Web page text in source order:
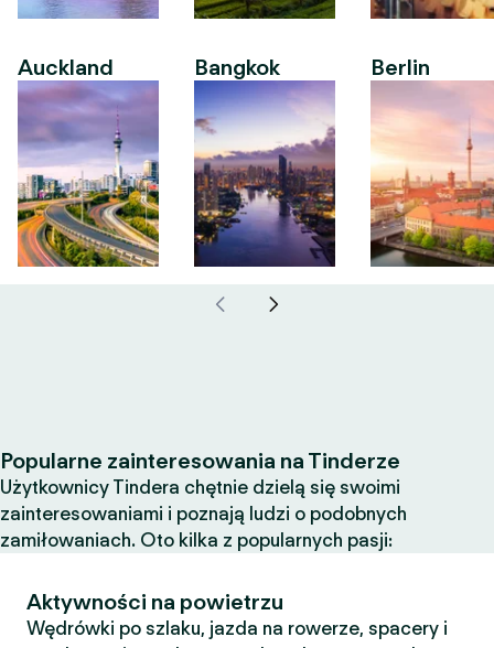
Auckland Bangkok Berlin
Popularne zainteresowania na Tinderze
Użytkownicy Tindera chętnie dzielą się swoimi
zainteresowaniami i poznają ludzi o podobnych
zamiłowaniach. Oto kilka z popularnych pasji:
Aktywności na powietrzu
Wędrówki po szlaku, jazda na rowerze, spacery i